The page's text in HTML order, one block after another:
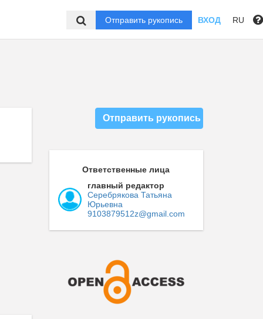
Отправить рукопись ВХОД RU
Отправить рукопись
Ответственные лица
главный редактор
Серебрякова Татьяна
Юрьевна
9103879512z@gmail.com